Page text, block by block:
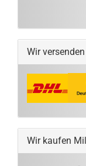
Wir
Wir kaufen